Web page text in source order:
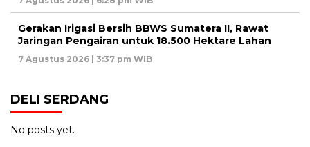
Gerakan Irigasi Bersih BBWS Sumatera II, Rawat
Jaringan Pengairan untuk 18.500 Hektare Lahan
7 Agustus 2026 | 3:37 pm WIB
DELI SERDANG
No posts yet.